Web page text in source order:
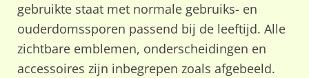
gebruikte staat met normale gebruiks- en
ouderdomssporen passend bij de leeftijd. Alle
zichtbare emblemen, onderscheidingen en
accessoires zijn inbegrepen zoals afgebeeld.